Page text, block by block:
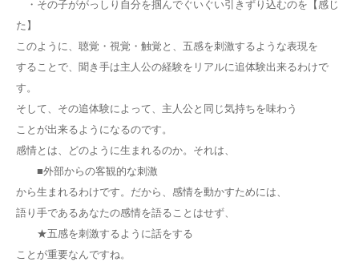
・その子ががっしり自分を掴んでぐいぐい引きずり込むのを【感じ
た】
このように、聴覚・視覚・触覚と、五感を刺激するような表現を
することで、聞き手は主人公の経験をリアルに追体験出来るわけで
す。
そして、その追体験によって、主人公と同じ気持ちを味わう
ことが出来るようになるのです。
感情とは、どのように生まれるのか。それは、
■外部からの客観的な刺激
から生まれるわけです。だから、感情を動かすためには、
語り手であるあなたの感情を語ることはせず、
★五感を刺激するように話をする
ことが重要なんですね。